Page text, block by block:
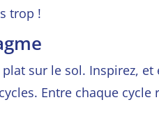
trop !
sur le sol. Inspirez, et
Entre chaque cycle